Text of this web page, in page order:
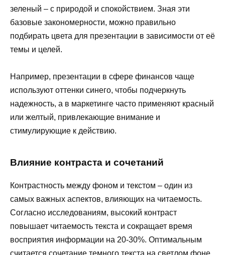
зеленый – с природой и спокойствием. Зная эти
базовые закономерности, можно правильно
подбирать цвета для презентации в зависимости от её
темы и целей.
Например, презентации в сфере финансов чаще
используют оттенки синего, чтобы подчеркнуть
надежность, а в маркетинге часто применяют красный
или желтый, привлекающие внимание и
стимулирующие к действию.
Влияние контраста и сочетаний
Контрастность между фоном и текстом – один из
самых важных аспектов, влияющих на читаемость.
Согласно исследованиям, высокий контраст
повышает читаемость текста и сокращает время
восприятия информации на 20-30%. Оптимальным
считается сочетание темного текста на светлом фоне